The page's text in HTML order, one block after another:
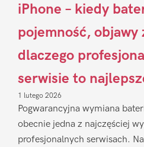
iPhone – kiedy
pojemność, objawy
dlaczego
serwisie to
1 lutego 2026
Pogwarancyjna wymiana
obecnie jedna z najczęściej
profesjonalnych serwisach.